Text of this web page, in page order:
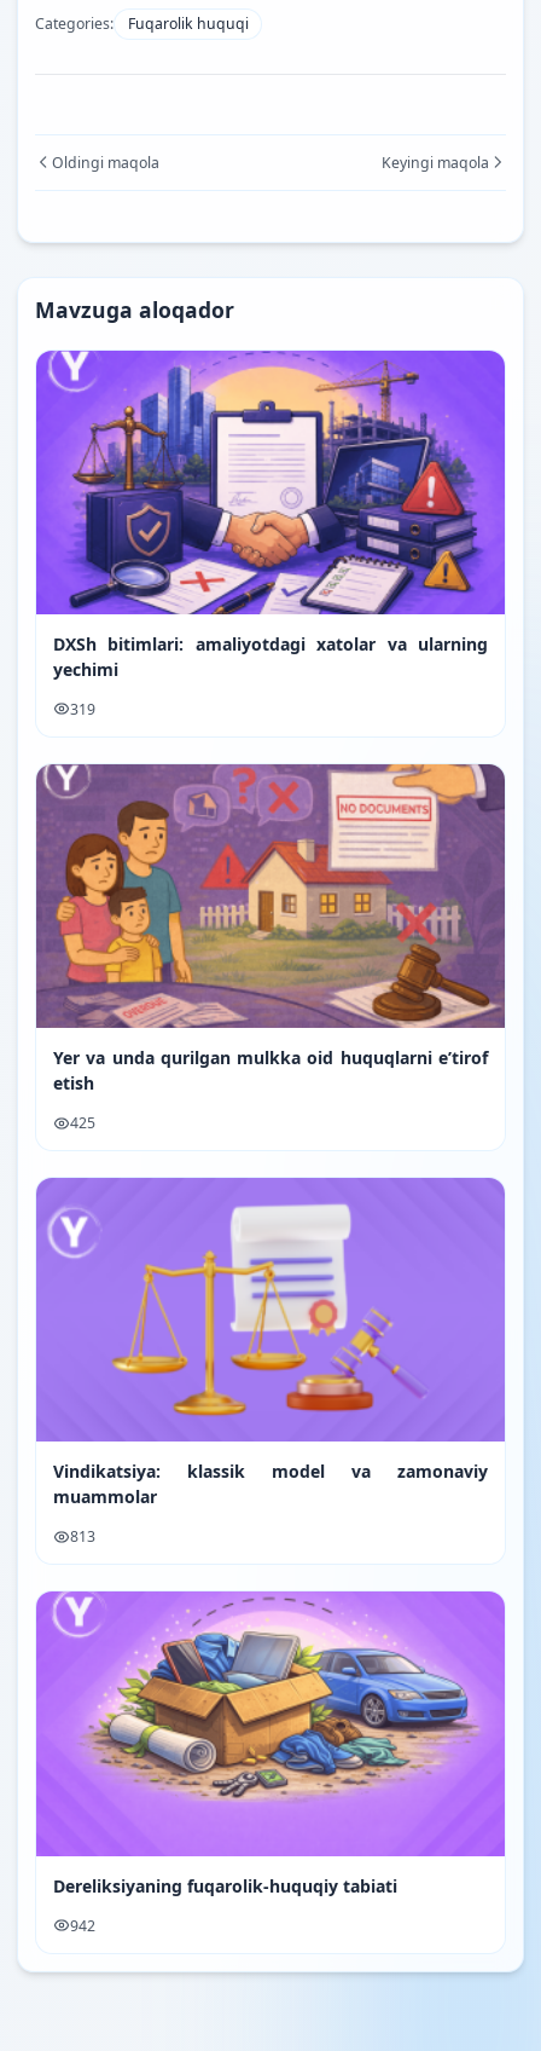
Categories: Fuqarolik huquqi
Oldingi maqola Keyingi maqola
Mavzuga aloqador
DXSh bitimlari: amaliyotdagi xatolar va ularning
yechimi
319
Yer va unda qurilgan mulkka oid huquqlarni e’tirof
etish
425
Vindikatsiya: klassik model va zamonaviy
muammolar
813
Dereliksiyaning fuqarolik-huquqiy tabiati
942